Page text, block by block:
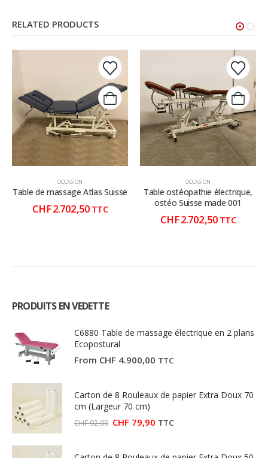
RELATED PRODUCTS
OCCASION
Table de massage Atlas Suisse
CHF2.702,50 TTC
OCCASION
Table ostéopathie électrique,
ostéo Suisse made 001
CHF2.702,50 TTC
PRODUITS EN VEDETTE
C6880 Table de massage électrique en 2 plans
Ecopostural
From CHF 4.900,00 TTC
Carton de 8 Rouleaux de papier Extra Doux 70
cm (Largeur 70 cm)
CHF92,00 Le
CHF 79,90Le
TTC